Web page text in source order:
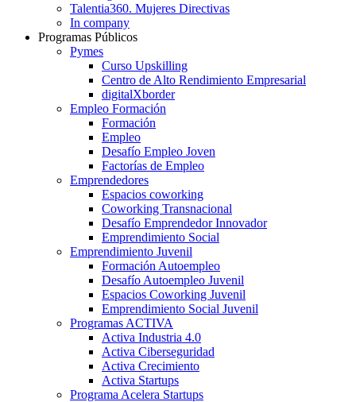
Talentia360. Mujeres Directivas
In company
Programas Públicos
Pymes
Curso Upskilling
Centro de Alto Rendimiento Empresarial
digitalXborder
Empleo Formación
Formación
Empleo
Desafío Empleo Joven
Factorías de Empleo
Emprendedores
Espacios coworking
Coworking Transnacional
Desafío Emprendedor Innovador
Emprendimiento Social
Emprendimiento Juvenil
Formación Autoempleo
Desafío Autoempleo Juvenil
Espacios Coworking Juvenil
Emprendimiento Social Juvenil
Programas ACTIVA
Activa Industria 4.0
Activa Ciberseguridad
Activa Crecimiento
Activa Startups
Programa Acelera Startups